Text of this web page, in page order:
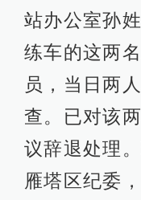
站办公室孙
练车的这两
员，当日两
查。已对该
议辞退处理
雁塔区纪委